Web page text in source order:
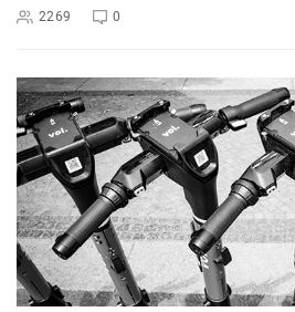
2269 0